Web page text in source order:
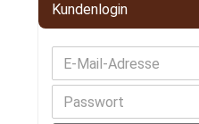
Kundenlogin